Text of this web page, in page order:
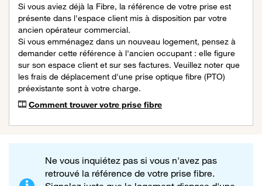
Si vous aviez déjà la Fibre, la référence de votre prise est
présente dans l'espace client mis à disposition par votre
ancien opérateur commercial.
Si vous emménagez dans un nouveau logement, pensez à
demander cette référence à l'ancien occupant : elle figure
sur son espace client et sur ses factures. Veuillez noter que
les frais de déplacement d'une prise optique fibre (PTO)
préexistante sont à votre charge.
Comment trouver votre prise fibre
Ne vous inquiétez pas si vous n'avez pas
retrouvé la référence de votre prise fibre.